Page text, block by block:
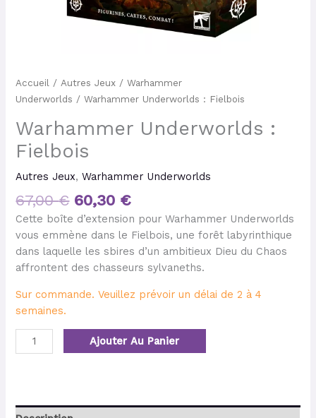
Accueil /Autres Jeux /Warhammer
Underworlds / Warhammer Underworlds : Fielbois
Warhammer Underworlds :
Fielbois
Autres Jeux,Warhammer Underworlds
67,00€ 60,30 €
Cette boîte d’extension pour Warhammer Underworlds
vous emmène dans le Fielbois, une forêt labyrinthique
dans laquelle les sbires d’un ambitieux Dieu du Chaos
affrontent des chasseurs sylvaneths.
Sur commande. Veuillez prévoir un délai de 2 à 4
semaines.
Ajouter Au Panier